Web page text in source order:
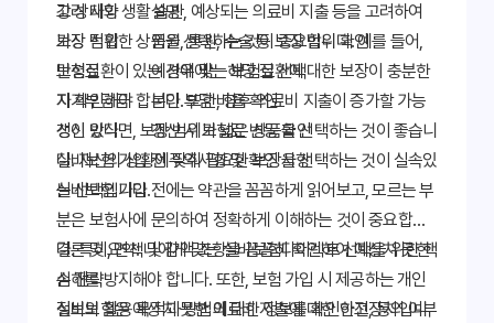
강 상태와 생활 습관, 예상되는 의료비 지출 등을 고려하여
가장 적합한 상품을 선택하는 것이 중요합니다. 예를 들어,
만성질환이 있는 경우에는 해당 질환에 대한 보장이 충분한
지 확인해야 합니다. 또한, 향후 의료비 지출이 증가할 가능
성이 있다면, 보장 범위가 넓은 상품을 선택하는 것이 좋습니
다. 자신의 상황에 맞춰 필요한 보장을 선택하는 것이 실속있
는 선택입니다.
고려 사항
설명
보장 범위
입원, 통원, 수술 등 보장 범위 확인
보험료
예산에 맞는 보험료 선택
자기부담금
본인 부담 비율 확인
갱신 방식
갱신 시 보험료 변동 확인
실비보험 가입 전 주의사항 및 확인 사항
실비보험 가입 전에는 약관을 꼼꼼하게 읽어보고, 모르는 부
분은 보험사에 문의하여 정확하게 이해하는 것이 중요합니
다. 특히, 면책 및 감액 조항을 꼼꼼히 확인하여 예상치 못한
손해를 방지해야 합니다. 또한, 보험 가입 시 제공하는 개인
정보의 활용 목적과 방법에 대한 정보를 확인하고, 동의 여부
결론 및 요약: 나에게 맞는 실비보험다이렉트 선택을 위한 핵
심 전략
실비보험은 예상치 못한 의료비 지출에 대한 안전장치입니